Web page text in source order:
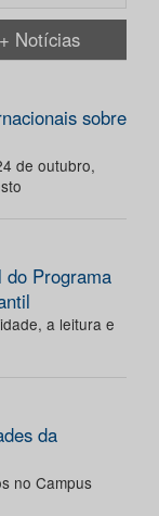
+ Notícias
sobre
de outubro,
do Programa
a leitura e
da
no Campus